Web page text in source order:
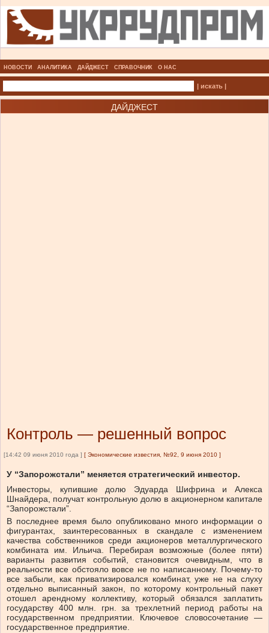
НОВОСТИ АНАЛИТИКА ДАЙДЖЕСТ СПРАВОЧНИК О НАС
| искать |
ДАЙДЖЕСТ
Контроль — решенный вопрос
[14:42 09 июня 2010 года ] [ Экономические известия, №92, 9 июня 2010 ]
У “Запорожстали” меняется стратегический инвестор.
Инвесторы, купившие долю Эдуарда Шифрина и Алекса
Шнайдера, получат контрольную долю в акционерном капитале
“Запорожстали”.
В последнее время было опубликовано много информации о
фигурантах, заинтересованных в скандале с изменением
качества собственников среди акционеров металлургического
комбината им. Ильича. Перебирая возможные (более пяти)
варианты развития событий, становится очевидным, что в
реальности все обстояло вовсе не по написанному. Почему-то
все забыли, как приватизировался комбинат, уже не на слуху
отдельно выписанный закон, по которому контрольный пакет
отошел арендному коллективу, который обязался заплатить
государству 400 млн. грн. за трехлетний период работы на
государственном предприятии. Ключевое словосочетание —
государственное предприятие.